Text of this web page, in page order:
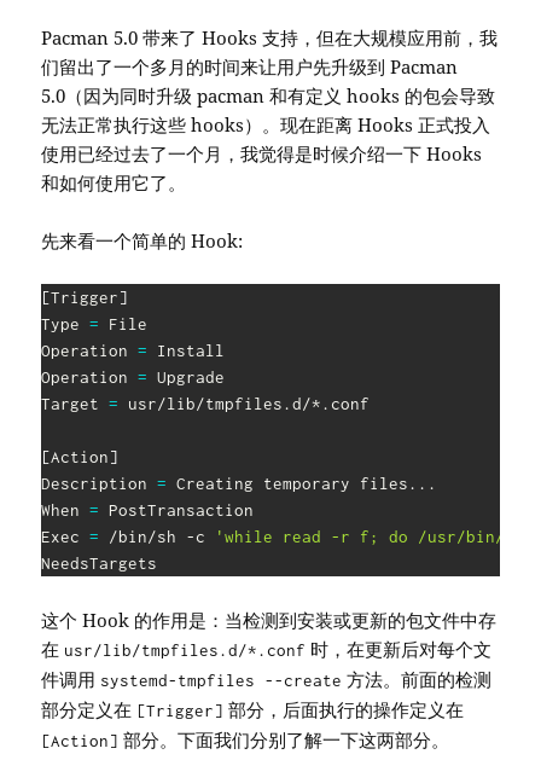
Pacman 5.0 带来了 Hooks 支持，但在大规模应用前，我
们留出了一个多月的时间来让用户先升级到 Pacman
5.0（因为同时升级 pacman 和有定义 hooks 的包会导致
无法正常执行这些 hooks）。现在距离 Hooks 正式投入
使用已经过去了一个月，我觉得是时候介绍一下 Hooks
和如何使用它了。
先来看一个简单的 Hook:
[Trigger]
Type = File
Operation = Install
Operation = Upgrade
Target = usr/lib/tmpfiles.d/*.conf
[Action]
Description = Creating temporary files.. .
When = PostTransaction
Exec = /bin/sh -c
'while read -r f; do /usr/bin/
NeedsTargets
这个 Hook 的作用是：当检测到安装或更新的包文件中存
在 usr/lib/tmpfiles.d/*.conf 时，在更新后对每个文
件调用 systemd-tmpfiles --create 方法。前面的检测
部分定义在 [Trigger] 部分，后面执行的操作定义在
[Action] 部分。下面我们分别了解一下这两部分。